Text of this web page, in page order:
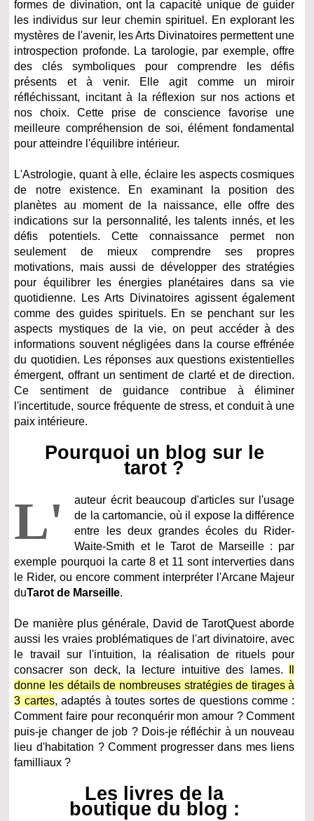
formes de divination, ont la capacité unique de guider
les individus sur leur chemin spirituel. En explorant les
mystères de l'avenir, les Arts Divinatoires permettent une
introspection profonde. La tarologie, par exemple, offre
des clés symboliques pour comprendre les défis
présents et à venir. Elle agit comme un miroir
réfléchissant, incitant à la réflexion sur nos actions et
nos choix. Cette prise de conscience favorise une
meilleure compréhension de soi, élément fondamental
pour atteindre l'équilibre intérieur.
L'Astrologie, quant à elle, éclaire les aspects cosmiques
de notre existence. En examinant la position des
planètes au moment de la naissance, elle offre des
indications sur la personnalité, les talents innés, et les
défis potentiels. Cette connaissance permet non
seulement de mieux comprendre ses propres
motivations, mais aussi de développer des stratégies
pour équilibrer les énergies planétaires dans sa vie
quotidienne. Les Arts Divinatoires agissent également
comme des guides spirituels. En se penchant sur les
aspects mystiques de la vie, on peut accéder à des
informations souvent négligées dans la course effrénée
du quotidien. Les réponses aux questions existentielles
émergent, offrant un sentiment de clarté et de direction.
Ce sentiment de guidance contribue à éliminer
l'incertitude, source fréquente de stress, et conduit à une
paix intérieure.
Pourquoi un blog sur le
tarot ?
L'
auteur écrit beaucoup d'articles sur l'usage
de la cartomancie, où il expose la différence
entre les deux grandes écoles du Rider-
Waite-Smith et le Tarot de Marseille : par
exemple pourquoi la carte 8 et 11 sont interverties dans
le Rider, ou encore comment interpréter l'Arcane Majeur
duTarot de Marseille.
De manière plus générale, David de TarotQuest aborde
aussi les vraies problématiques de l'art divinatoire, avec
le travail sur l'intuition, la réalisation de rituels pour
consacrer son deck, la lecture intuitive des lames.
donne les détails de nombreuses stratégies de tirages à
3 cartes, adaptés à toutes sortes de questions comme :
Comment faire pour reconquérir mon amour ? Comment
puis-je changer de job ? Dois-je réfléchir à un nouveau
lieu d'habitation ? Comment progresser dans mes liens
familliaux ?
Les livres de la
boutique du blog :